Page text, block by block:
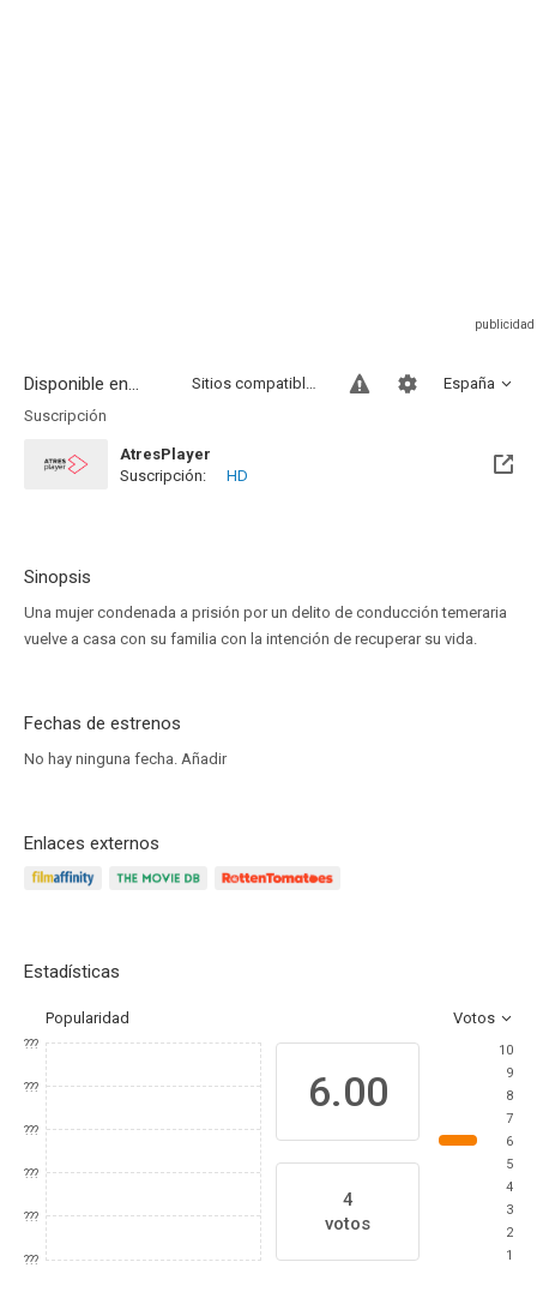
Disponible en... España
Sitios compatibles
Suscripción
AtresPlayer
Suscripción:
HD
Sinopsis
Una mujer condenada a prisión por un delito de conducción temeraria
vuelve a casa con su familia con la intención de recuperar su vida.
Fechas de estrenos
No hay ninguna fecha. Añadir
Enlaces externos
Estadísticas
Popularidad Votos
???
???
???
???
???
???
6.00
4
votos
10
9
8
7
6
5
4
3
2
1